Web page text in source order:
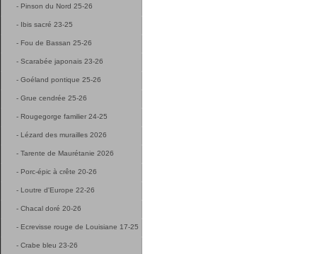
- Pinson du Nord 25-26
- Ibis sacré 23-25
- Fou de Bassan 25-26
- Scarabée japonais 23-26
- Goéland pontique 25-26
- Grue cendrée 25-26
- Rougegorge familier 24-25
- Lézard des murailles 2026
- Tarente de Maurétanie 2026
- Porc-épic à crête 20-26
- Loutre d'Europe 22-26
- Chacal doré 20-26
- Ecrevisse rouge de Louisiane 17-25
- Crabe bleu 23-26